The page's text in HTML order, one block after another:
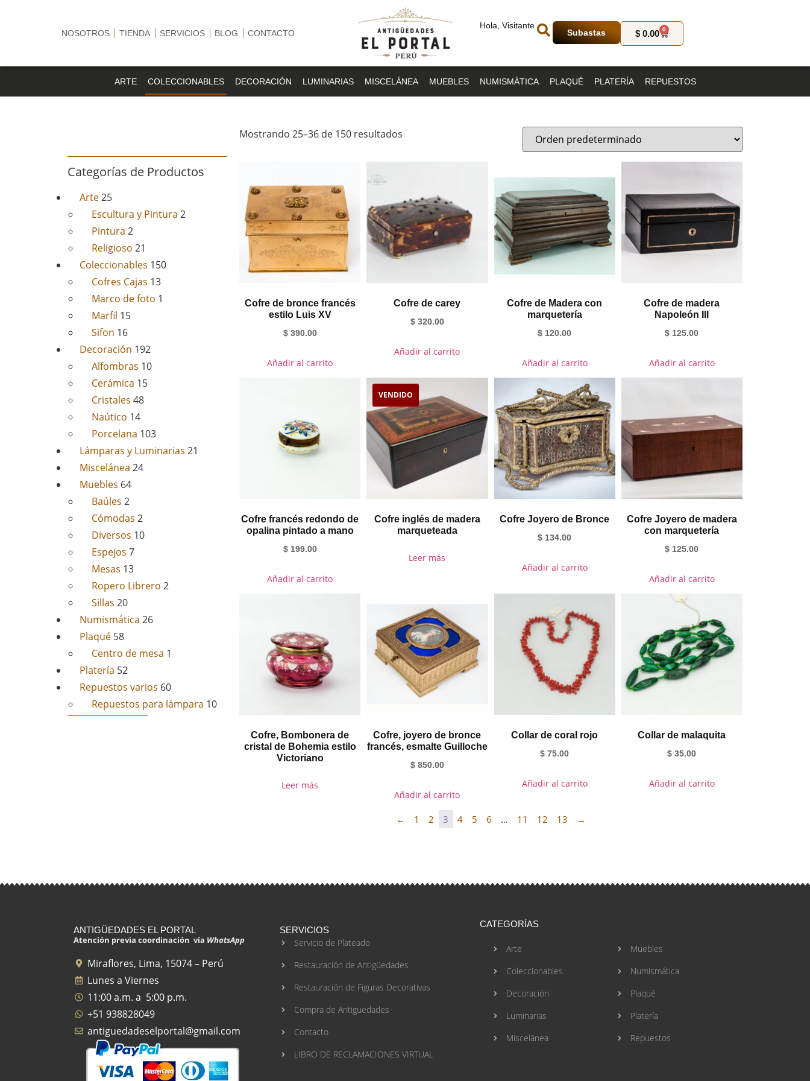
NOSOTROS TIENDA SERVICIOS BLOG CONTACTO
Hola, Visitante
Subastas $ 0.00 0
ARTE COLECCIONABLES DECORACIÓN LUMINARIAS MISCELÁNEA MUEBLES NUMISMÁTICA PLAQUÉ PLATERÍA REPUESTOS
Categorías de Productos
Arte25
Escultura y Pintura 2
Pintura 2
Religioso 21
Coleccionables 150
Cofres Cajas 13
Marco de foto 1
Marfil 15
Sifon 16
Decoración 192
Alfombras 10
Cerámica 15
Cristales 48
Naútico 14
Porcelana 103
Lámparas y Luminarias 21
Miscelánea 24
Muebles 64
Baúles 2
Cómodas 2
Diversos 10
Espejos 7
Mesas 13
Ropero Librero 2
Sillas 20
Numismática 26
Plaqué 58
Centro de mesa 1
Platería 52
Repuestos varios 60
Repuestos para lámpara 10
Mostrando 25–36 de 150 resultados
Cofre de bronce francés
estilo Luis XV
$390.00
Añadir al carrito
Cofre de carey
$320.00
Añadir al carrito
Cofre de Madera con
marquetería
$ 120.00
Añadir al carrito
Cofre de madera
Napoleón III
$ 125.00
Añadir al carrito
Cofre francés redondo de
opalina pintado a mano
$199.00
Añadir al carrito
VENDIDO
Cofre inglés de madera
marqueteada
Leer más
Cofre Joyero de Bronce
$ 134.00
Añadir al carrito
Cofre Joyero de madera
con marquetería
$ 125.00
Añadir al carrito
Cofre, Bombonera de
cristal de Bohemia estilo
Victoriano
Leer más
Cofre, joyero de bronce
francés, esmalte Guilloche
$850.00
Añadir al carrito
Collar de coral rojo
$ 75.00
Añadir al carrito
Collar de malaquita
$ 35.00
Añadir al carrito
← 1 2 3 4 5 6 … 11 12 13 →
ANTIGÜEDADES EL PORTAL
Atención previa coordinación vía WhatsApp
Miraflores, Lima, 15074 – Perú
Lunes a Viernes
11:00 a.m. a 5:00 p.m.
+51 938828049
antiguedadeselportal@gmail.com
SERVICIOS
Servicio de Plateado
Restauración de Antigüedades
Restauración de Figuras Decorativas
Compra de Antigüedades
Contacto
LIBRO DE RECLAMACIONES VIRTUAL
CATEGORÍAS
Arte
Coleccionables
Decoración
Luminarias
Miscelánea
Muebles
Numismática
Plaqué
Platería
Repuestos